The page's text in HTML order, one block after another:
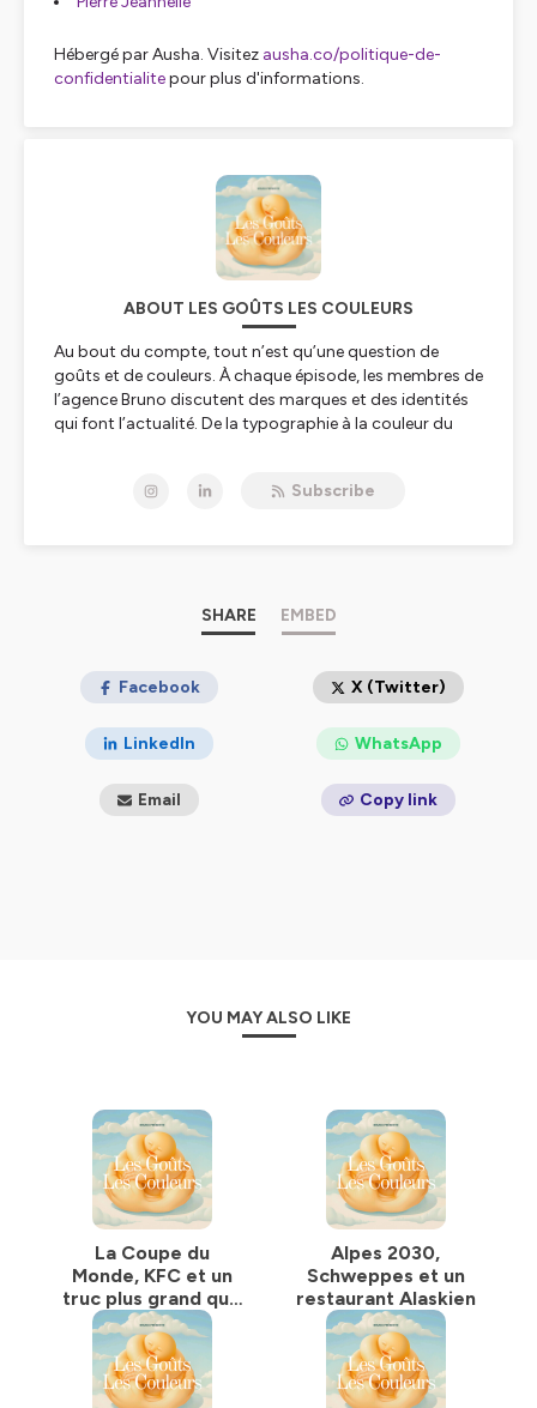
Hébergé par Ausha. Visitez ausha.co/politique-de-
confidentialitepour plus d'informations.
ABOUT LES GOÛTS LES COULEURS
Au bout du compte, tout n’est qu’une question de
goûts et de couleurs. À chaque épisode, les membres de
l’agence Bruno discutent des marques et des identités
qui font l’actualité. De la typographie à la couleur du
Subscribe
SHARE EMBED
Facebook X (Twitter)
LinkedIn WhatsApp
Email Copy link
YOU MAY ALSO LIKE
La Coupe du
Monde, KFC et un
truc plus grand que
Star Wars
apparement
Alpes 2030,
Schweppes et un
restaurant Alaskien